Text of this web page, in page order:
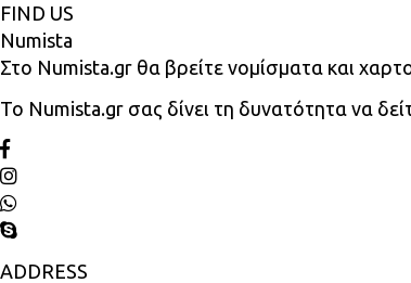
FIND US
Numista
Στο Numista.gr θα βρείτε νομίσματα και
Το Numista.gr σας δίνει τη δυνατότητα να
ADDRESS